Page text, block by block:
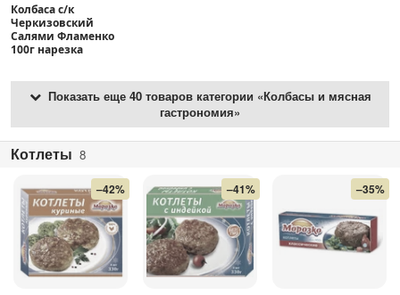
Колбаса с/к
Черкизовский
Салями Фламенко
100г нарезка
Показать еще 40 товаров категории «Колбасы и мясная
гастрономия»
Котлеты 8
–42% –41% –35%